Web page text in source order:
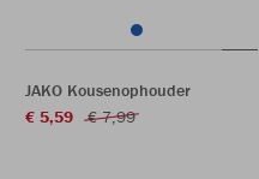
JAKO Kousenophouder
€ 5,59
€ 7,99